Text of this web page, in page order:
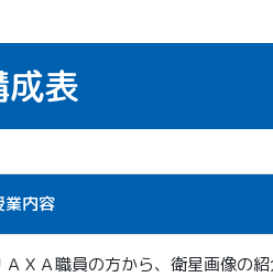
表
業内容
ＡＸＡ職員の方から、衛星画像の